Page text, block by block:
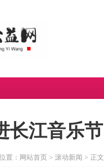
长江音乐节
置： 网站首页 > 滚动新闻 > 正文